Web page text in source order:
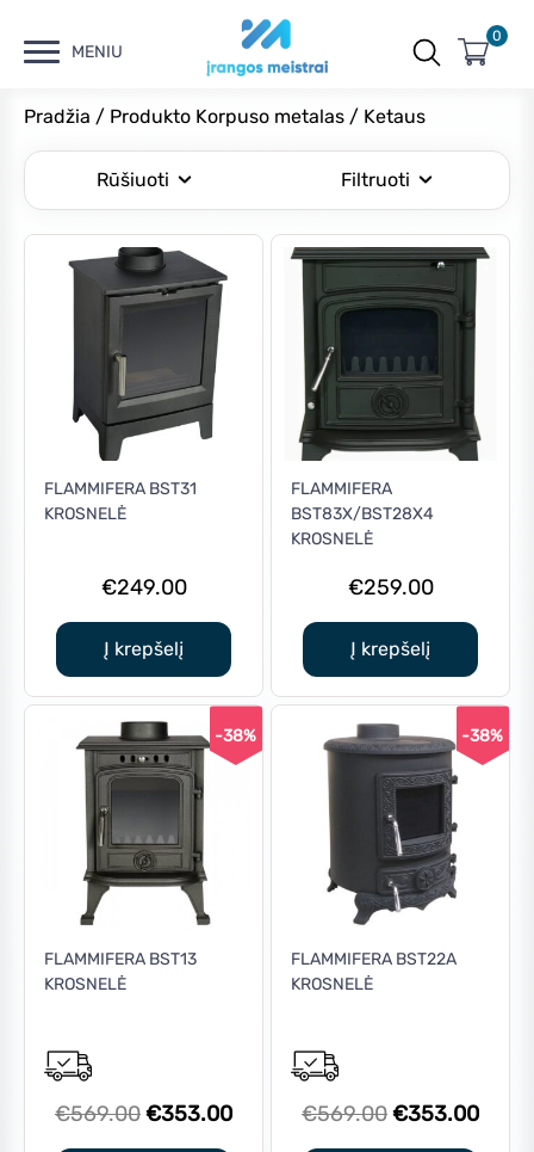
MENIU
0
Pradžia / Produkto Korpuso metalas / Ketaus
Rūšiuoti Filtruoti
Maks
Filtruoti
Kaina:€240—€600
FLAMMIFERA BST31
KROSNELĖ
€249.00
Į krepšelį
FLAMMIFERA
BST83X/BST28X4
KROSNELĖ
€259.00
Į krepšelį
-38%
FLAMMIFERA BST13
KROSNELĖ
€569.00Original
price
€353.00Current
-38%
FLAMMIFERA BST22A
KROSNELĖ
€569.00Original
price
€353.00